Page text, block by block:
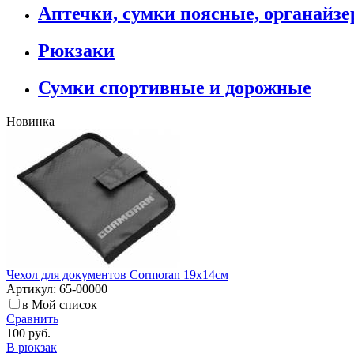
Аптечки, сумки поясные,
Рюкзаки
Сумки спортивные и дорожные
Новинка
Чехол для документов Cormoran 19х14см
Артикул: 65-00000
в Мой список
Сравнить
100 руб.
В рюкзак